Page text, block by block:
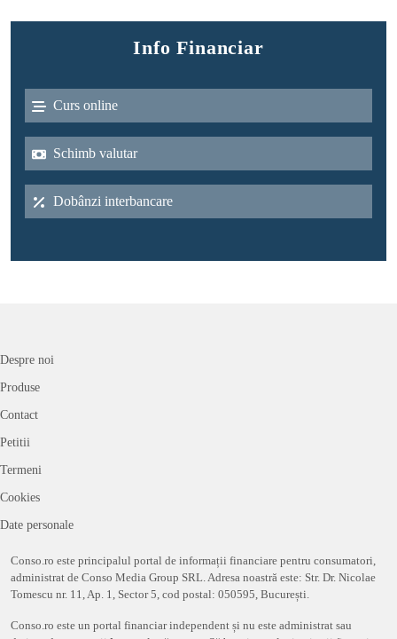
Info Financiar
Curs online
Schimb valutar
Dobânzi interbancare
Despre noi
Produse
Contact
Petitii
Termeni
Cookies
Date personale
Conso.ro este principalul portal de informații financiare pentru consumatori,
administrat de Conso Media Group SRL. Adresa noastră este: Str. Dr. Nicolae
Tomescu nr. 11, Ap. 1, Sector 5, cod postal: 050595, București.
Conso.ro este un portal financiar independent și nu este administrat sau